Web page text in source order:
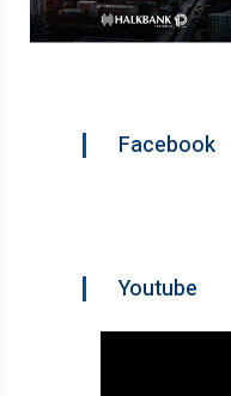
Facebook
Youtube